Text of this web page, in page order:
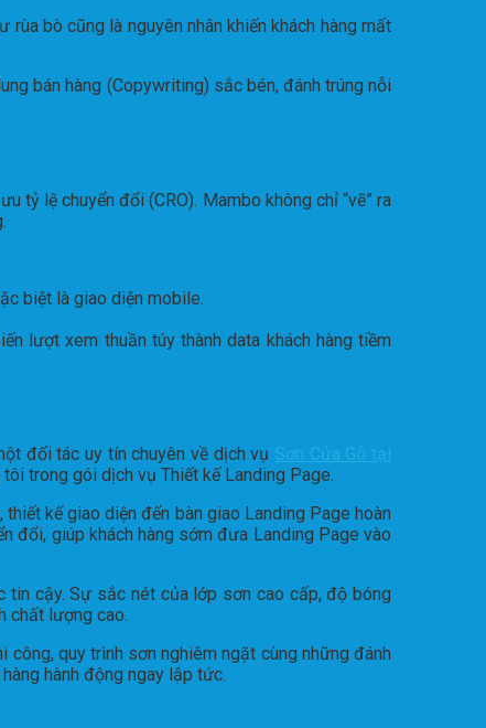
bò cũng là nguyên nhân khiến khách hàng mất
bán hàng (Copywriting) sắc bén, đánh trúng nỗi
tỷ lệ chuyển đổi (CRO). Mambo không chỉ “vẽ” ra
biệt là giao diện mobile.
lượt xem thuần túy thành data khách hàng tiềm
đối tác uy tín chuyên về dịch vụ Sơn Cửa Gỗ tại
trong gói dịch vụ Thiết kế Landing Page.
kế giao diện đến bàn giao Landing Page hoàn
đổi, giúp khách hàng sớm đưa Landing Page vào
tin cậy. Sự sắc nét của lớp sơn cao cấp, độ bóng
chất lượng cao.
quy trình sơn nghiêm ngặt cùng những đánh
hành động ngay lập tức.